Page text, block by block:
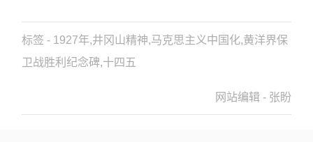
标签 - 1927年,井冈山精神,马克思主义中国化,黄洋界保
卫战胜利纪念碑,十四五
网站编辑 - 张盼